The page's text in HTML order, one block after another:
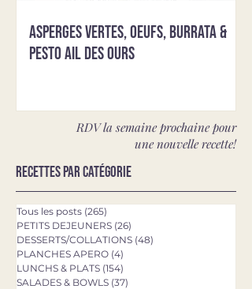
Asperges vertes, oeufs, burrata &
pesto ail des ours
RDV la semaine prochaine pour
une nouvelle recette!
Recettes par catégorie
Tous les posts (265)
PETITS DEJEUNERS (26)
DESSERTS/COLLATIONS (48)
PLANCHES APERO (4)
LUNCHS & PLATS (154)
SALADES & BOWLS (37)